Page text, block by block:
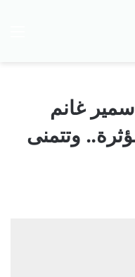
سمير غانم
وتتمنى